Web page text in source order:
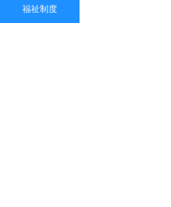
福祉制度